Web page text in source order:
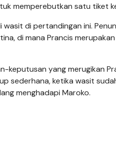
memperebutkan satu tiket
di pertandingan ini.
di mana Prancis
yang merugikan
sederhana, ketika wasit
menghadapi Maroko.